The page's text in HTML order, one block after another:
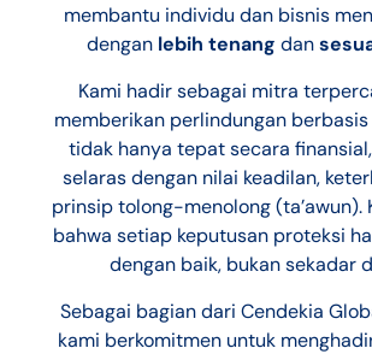
membantu individu dan bisnis
dengan lebih tenang dan
Kami hadir sebagai mitra
memberikan perlindungan
tidak hanya tepat secara
selaras dengan nilai keadilan,
prinsip tolong-menolong (ta’awun).
bahwa setiap keputusan proteksi
dengan baik, bukan sekadar
Sebagai bagian dari Cendekia
kami berkomitmen untuk